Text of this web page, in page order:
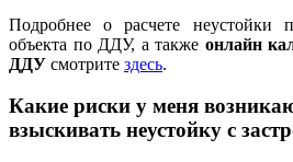
Подробнее о расчете неустойки
объекта по ДДУ, а также онлайн
ДДУ смотрите здесь.
Какие риски у меня
взыскивать неустойку с